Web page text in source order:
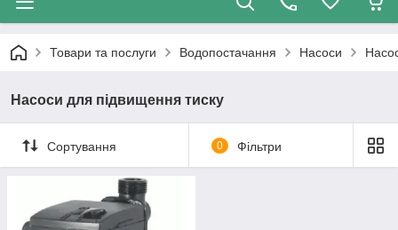
Товари та послуги Водопостачання Насоси
Насоси для підвищення тиску
Сортування 0 Фільтри